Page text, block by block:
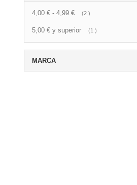
4,00 € - 4,99 € 2 artículo
5,00 € y superior 1 artículo
MARCA